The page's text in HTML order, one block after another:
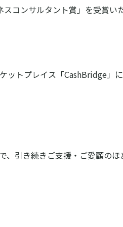
コンサルタント賞」を受賞い
ットプレイス「CashBridge
引き続きご支援・ご愛顧のほ